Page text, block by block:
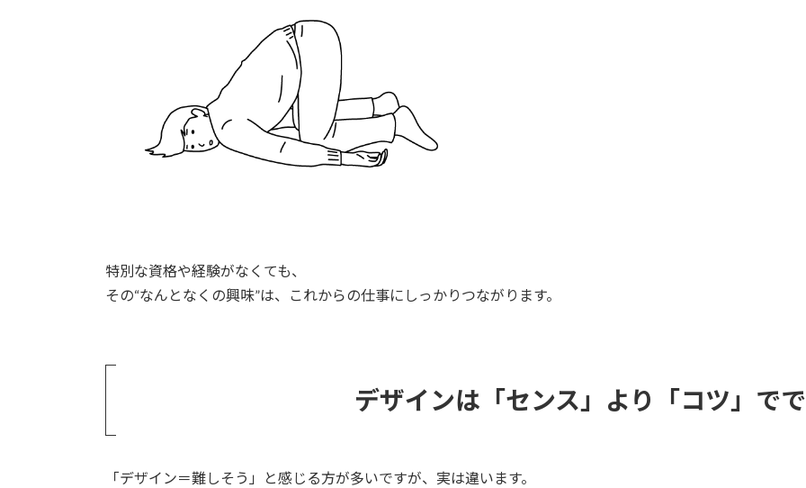
特別な資格や経験がなくても、
その“なんとなくの興味”は、これからの仕事にしっかりつながります。
デザインは「センス」より「コツ」で
「デザイン＝難しそう」と感じる方が多いですが、実は違います。